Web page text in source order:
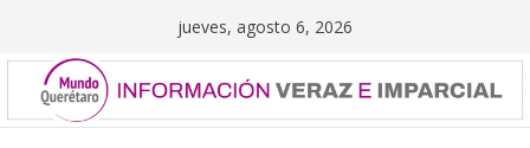
contenido
jueves, agosto 6, 2026